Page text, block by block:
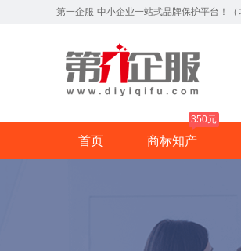
首页 商标知产
350元